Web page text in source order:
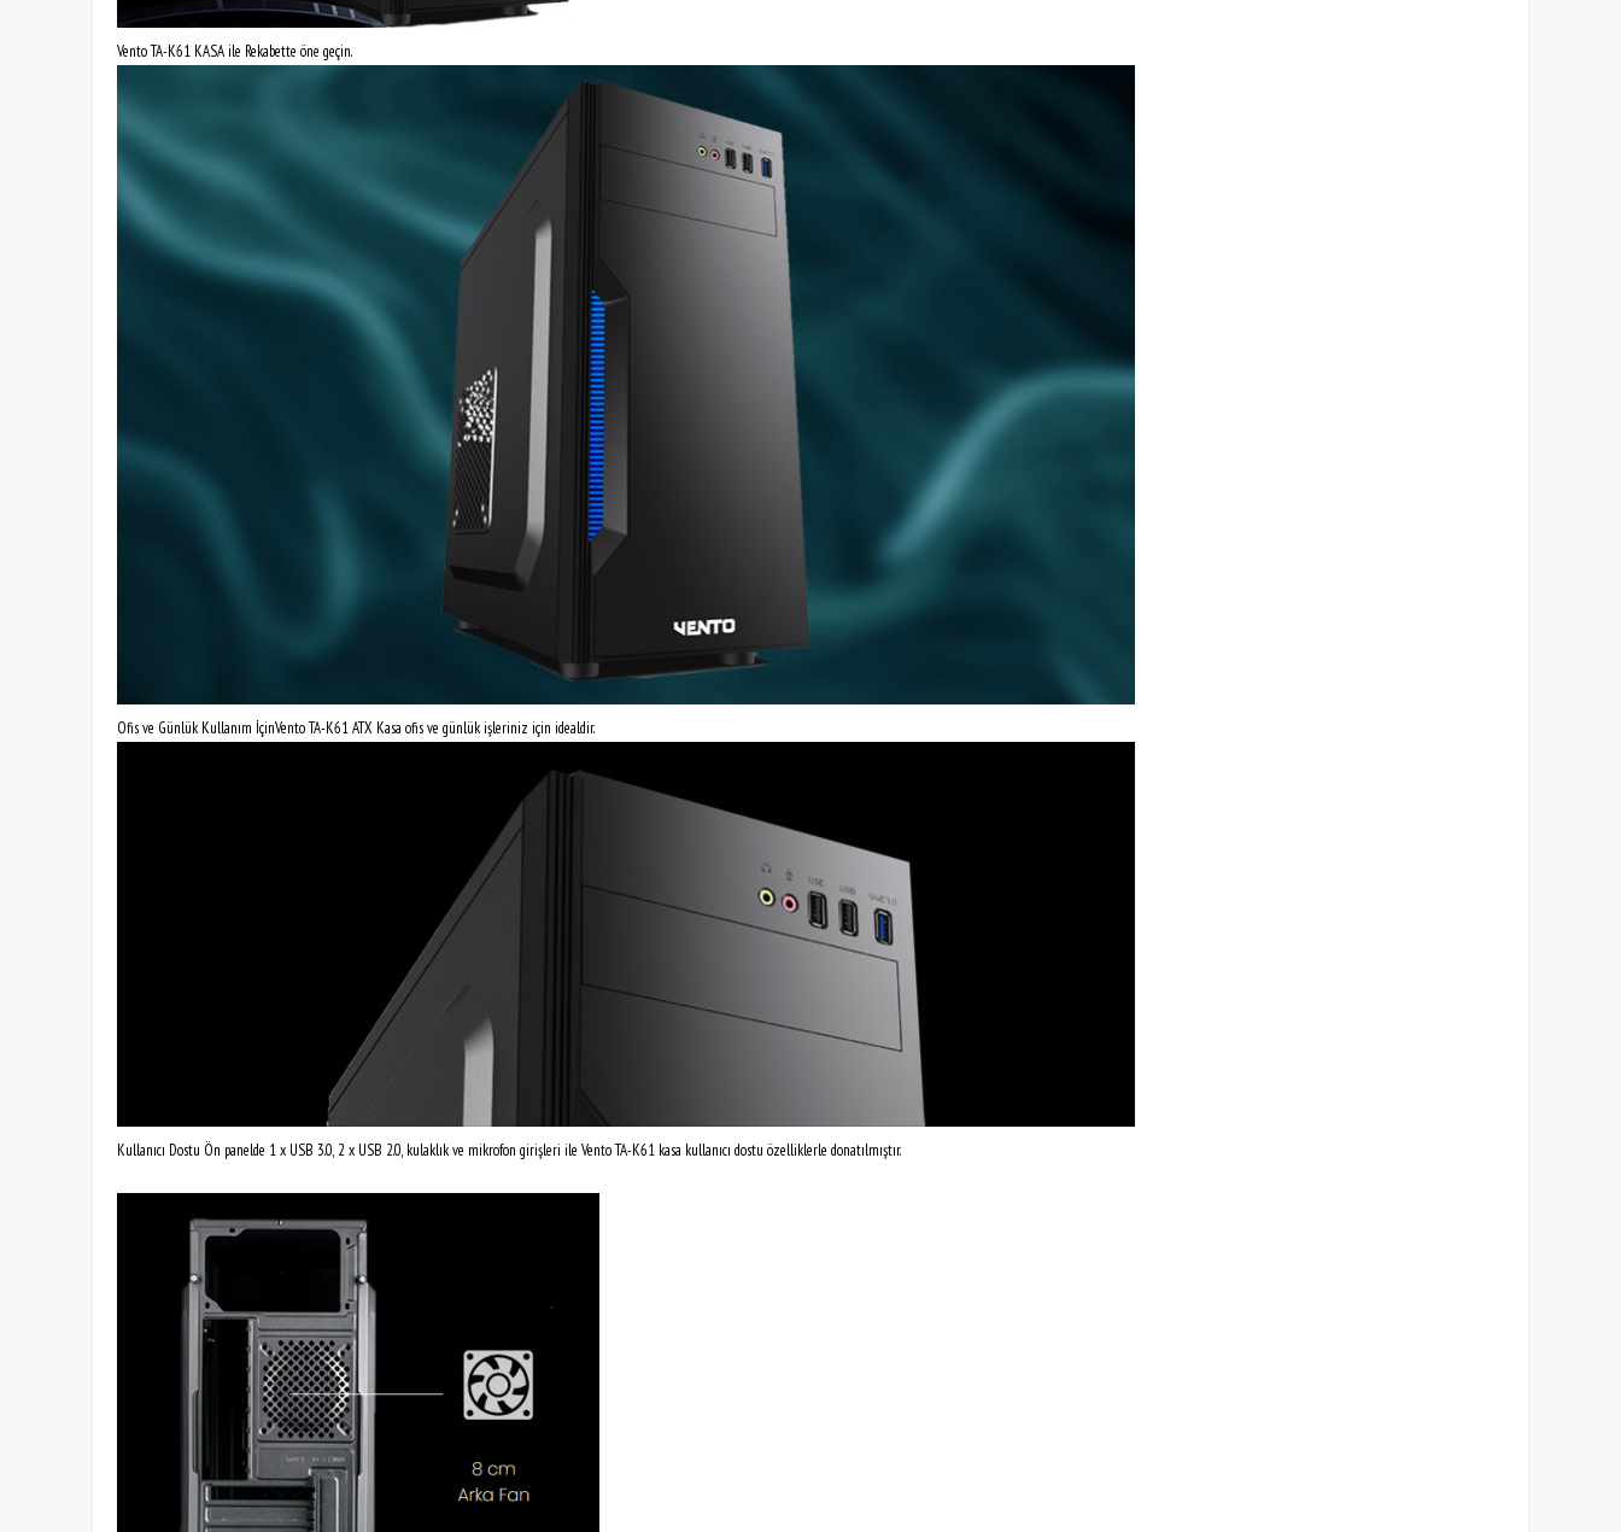
Vento TA-K61 KASA ile Rekabette öne geçin.
Ofis ve Günlük Kullanım İçinVento TA-K61 ATX Kasa ofis ve günlük işleriniz için idealdir.
Kullanıcı Dostu Ön panelde 1 x USB 3.0, 2 x USB 2.0, kulaklık ve mikrofon girişleri ile Vento TA-K61 kasa kullanıcı dostu özelliklerle donatılmıştır.